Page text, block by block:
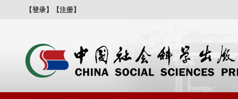
【登录】 【注册】